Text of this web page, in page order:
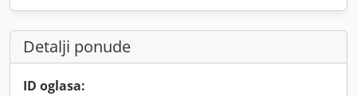
Detalji ponude
ID oglasa: